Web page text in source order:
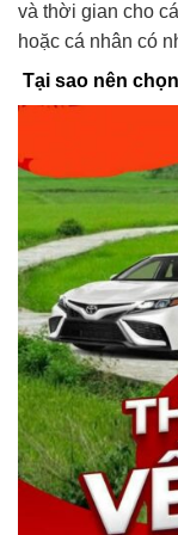
và thời gian cho
hoặc cá nhân có
Tại sao nên